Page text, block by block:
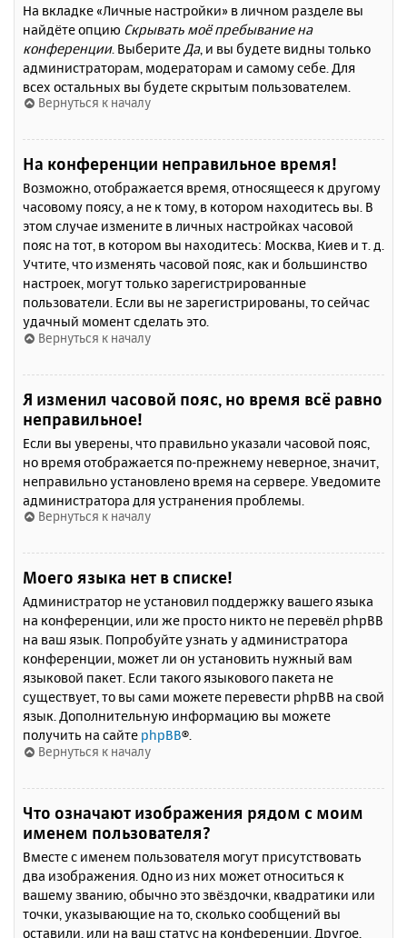
На вкладке «Личные настройки» в личном разделе вы
найдёте опцию Скрывать моё пребывание на
конференции. Выберите Да, и вы будете видны только
администраторам, модераторам и самому себе. Для
всех остальных вы будете скрытым пользователем.
Вернуться к началу
На конференции неправильное время!
Возможно, отображается время, относящееся к другому
часовому поясу, а не к тому, в котором находитесь вы. В
этом случае измените в личных настройках часовой
пояс на тот, в котором вы находитесь: Москва, Киев и т. д.
Учтите, что изменять часовой пояс, как и большинство
настроек, могут только зарегистрированные
пользователи. Если вы не зарегистрированы, то сейчас
удачный момент сделать это.
Вернуться к началу
Я изменил часовой пояс, но время всё равно
неправильное!
Если вы уверены, что правильно указали часовой пояс,
но время отображается по-прежнему неверное, значит,
неправильно установлено время на сервере. Уведомите
администратора для устранения проблемы.
Вернуться к началу
Моего языка нет в списке!
Администратор не установил поддержку вашего языка
на конференции, или же просто никто не перевёл phpBB
на ваш язык. Попробуйте узнать у администратора
конференции, может ли он установить нужный вам
языковой пакет. Если такого языкового пакета не
существует, то вы сами можете перевести phpBB на свой
язык. Дополнительную информацию вы можете
получить на сайте phpBB®.
Вернуться к началу
Что означают изображения рядом с моим
именем пользователя?
Вместе с именем пользователя могут присутствовать
два изображения. Одно из них может относиться к
вашему званию, обычно это звёздочки, квадратики или
точки, указывающие на то, сколько сообщений вы
оставили, или на ваш статус на конференции. Другое,